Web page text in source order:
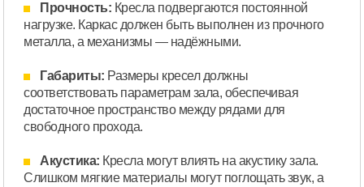
Прочность: Кресла подвергаются постоянной
нагрузке. Каркас должен быть выполнен из прочного
металла, а механизмы — надёжными.
Габариты: Размеры кресел должны
соответствовать параметрам зала, обеспечивая
достаточное пространство между рядами для
свободного прохода.
Акустика: Кресла могут влиять на акустику зала.
Слишком мягкие материалы могут поглощать звук, а